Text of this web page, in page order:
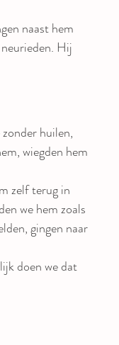
naast hem
Hij
huilen,
wiegden hem
zelf terug in
we hem zoals
gingen naar
doen we dat